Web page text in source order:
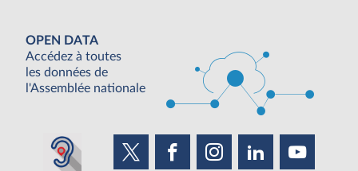
OPEN DATA
Accédez à toutes
les données de
l'Assemblée nationale